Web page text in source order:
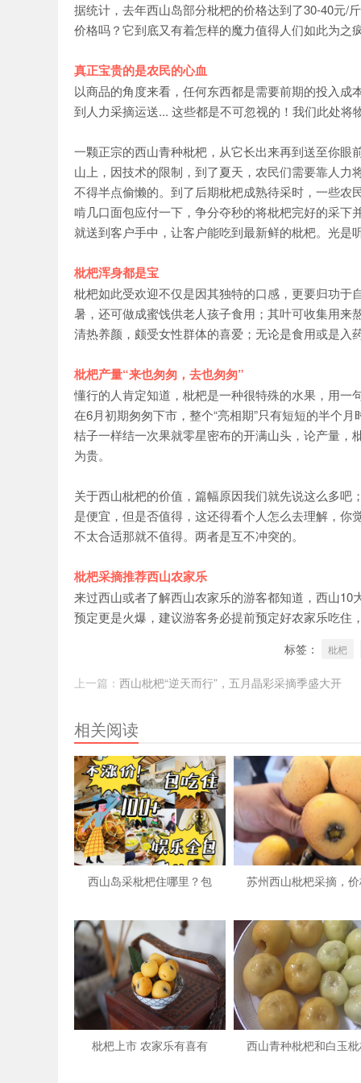
据统计，去年西山岛部分枇杷的价格达到了30-40元/
价格吗？它到底又有着怎样的魔力值得人们如此为
真正宝贵的是农民的心血
以商品的角度来看，任何东西都是需要前期的投入
到人力采摘运送... 这些都是不可忽视的！我们此处
一颗正宗的西山青种枇杷，从它长出来再到送至你
山上，因技术的限制，到了夏天，农民们需要靠人
不得半点偷懒的。到了后期枇杷成熟待采时，一些
啃几口面包应付一下，争分夺秒的将枇杷完好的采
就送到客户手中，让客户能吃到最新鲜的枇杷。光是
枇杷浑身都是宝
枇杷如此受欢迎不仅是因其独特的口感，更要归功
暑，还可做成蜜饯供老人孩子食用；其叶可收集用
清热养颜，颇受女性群体的喜爱；无论是食用或是入
枇杷产量“来也匆匆，去也匆匆”
懂行的人肯定知道，枇杷是一种很特殊的水果，用一
在6月初期匆匆下市，整个“亮相期”只有短短的半个
桔子一样结一次果就零星密布的开满山头，论产量，
为贵。
关于西山枇杷的价值，篇幅原因我们就先说这么多
是便宜，但是否值得，这还得看个人怎么去理解，你
不太合适那就不值得。两者是互不冲突的。
枇杷采摘推荐西山农家乐
来过西山或者了解西山农家乐的游客都知道，西山
预定更是火爆，建议游客务必提前预定好农家乐吃住
标签： 枇杷
上一篇： 西山枇杷“逆天而行”，五月晶彩采摘季盛大开
相关阅读
西山岛采枇杷住哪里？包 苏州西山枇杷采摘，
枇杷上市 农家乐有喜有 西山青种枇杷和白玉